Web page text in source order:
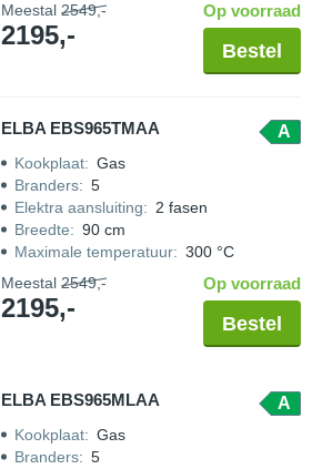
Meestal 2549,-
2195,-
Op voorraad
Bestel
ELBA EBS965TMAA A
Kookplaat: Gas
Branders: 5
Elektra aansluiting: 2 fasen
Breedte: 90 cm
Maximale temperatuur: 300 °C
Meestal 2549,-
2195,-
Op voorraad
Bestel
ELBA EBS965MLAA A
Kookplaat: Gas
Branders: 5